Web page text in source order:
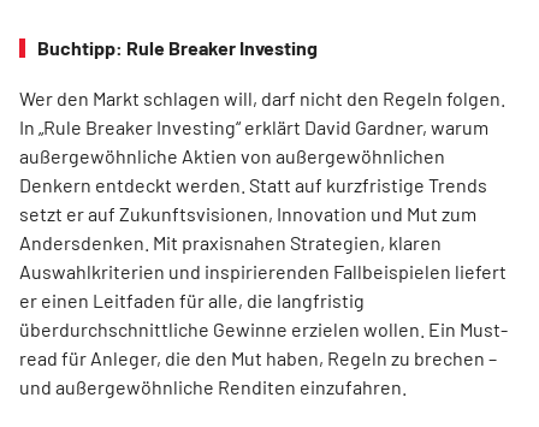
Buchtipp: Rule Breaker Investing
Wer den Markt schlagen will, darf nicht den Regeln folgen.
In „Rule Breaker Investing“ erklärt David Gardner, warum
außergewöhnliche Aktien von außer­gewöhnlichen
Denkern entdeckt werden. Statt auf kurzfristige Trends
setzt er auf Zukunftsvisionen, Innovation und Mut zum
Andersdenken. Mit praxisnahen Strategien, klaren
Auswahlkriterien und inspirierenden Fallbeispielen liefert
er einen Leit­faden für alle, die langfristig
überdurchschnittliche Gewinne erzielen wollen. Ein Must-
read für Anleger, die den Mut haben, Regeln zu brechen –
und außergewöhnliche Renditen einzufahren.